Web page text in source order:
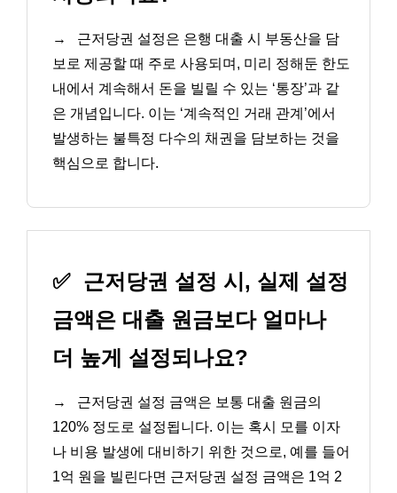
→
근저당권 설정은 은행 대출 시 부동산을 담
보로 제공할 때 주로 사용되며, 미리 정해둔 한도
내에서 계속해서 돈을 빌릴 수 있는 ‘통장’과 같
은 개념입니다. 이는 ‘계속적인 거래 관계’에서
발생하는 불특정 다수의 채권을 담보하는 것을
핵심으로 합니다.
✅ 근저당권 설정 시, 실제 설정
금액은 대출 원금보다 얼마나
더 높게 설정되나요?
→
근저당권 설정 금액은 보통 대출 원금의
120% 정도로 설정됩니다. 이는 혹시 모를 이자
나 비용 발생에 대비하기 위한 것으로, 예를 들어
1억 원을 빌린다면 근저당권 설정 금액은 1억 2